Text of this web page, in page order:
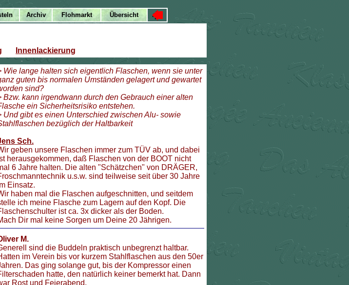
Innenlackierung
Wie lange halten sich eigentlich Flaschen, wenn sie unter
guten bis normalen Umständen gelagert und gewartet
sind?
Bzw. kann irgendwann durch den Gebrauch einer alten
ein Sicherheitsrisiko entstehen.
Und gibt es einen Unterschied zwischen Alu- sowie
bezüglich der Haltbarkeit
Sch.
geben unsere Flaschen immer zum TÜV ab, und dabei
herausgekommen, daß Flaschen von der BOOT nicht
6 Jahre halten. Die alten "Schätzchen" von DRÄGER,
u.s.w. sind teilweise seit über 30 Jahre
Einsatz.
haben mal die Flaschen aufgeschnitten, und seitdem
ich meine Flasche zum Lagern auf den Kopf. Die
ist ca. 3x dicker als der Boden.
Dir mal keine Sorgen um Deine 20 Jährigen.
M.
sind die Buddeln praktisch unbegrenzt haltbar.
im Verein bis vor kurzem Stahlflaschen aus den 50er
Das ging solange gut, bis der Kompressor einen
hatte, den natürlich keiner bemerkt hat. Dann
Rost und Feierabend.